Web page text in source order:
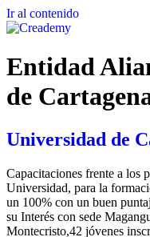
Ir al contenido
Entidad
de
Universidad de
Capacitaciones frente a los
Universidad, para la
un 100% con un buen
su Interés con sede
Montecristo,42 jóvenes